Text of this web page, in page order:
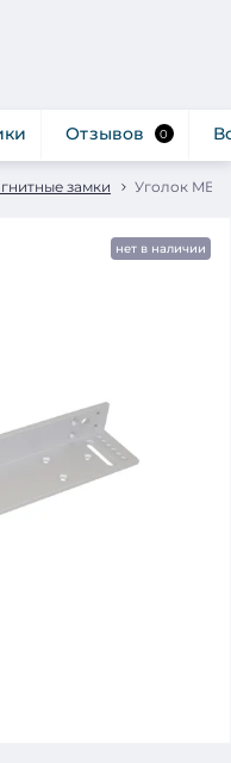
замки Уголок
Отзывов 0
нет в наличии